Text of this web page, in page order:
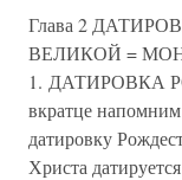
Глава 2
ВЕЛИКОЙ =
1. ДАТИРОВКА
вкратце
датировку
Христа